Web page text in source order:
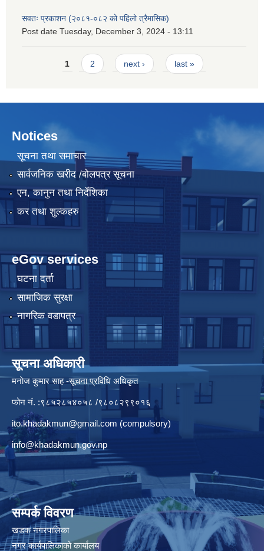
सवतः प्रकाशन (२०८१-०८२ को पहिलो त्रैमासिक)
Post date Tuesday, December 3, 2024 - 13:11
Pages1 2 next › last »
Notices
सूचना तथा समाचार
सार्वजनिक खरीद /बोलपत्र सूचना
एन, कानुन तथा निर्देशिका
कर तथा शुल्कहरु
eGov services
घटना दर्ता
सामाजिक सुरक्षा
नागरिक वडापत्र
सूचना अधिकारी
मनाेज कुमार साह -सूचना प्रविधि अधिकृत
फोन नं. :९८५२८५४०५८ /९८०८२९९०१६
ito.khadakmun@gmail.com (compulsory)
info@khadakmun.gov.np
सम्पर्क विवरण
खडक नगरपालिका
नगर कार्यपालिकाको कार्यालय